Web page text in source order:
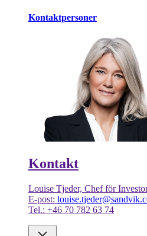
Kontaktpersoner
Kontakt
Louise Tjeder, Chef för
E-post:
Tel.: +46 70 782 63 74